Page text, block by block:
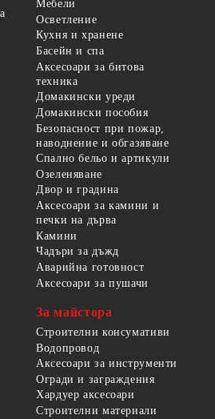
Мебели
Осветление
Кухня и хранене
Басейн и спа
Аксесоари за битова
техника
Домакински уреди
Домакински пособия
Безопасност при пожар,
наводнение и обгазяване
Спално бельо и артикули
Озеленяване
Двор и градина
Аксесоари за камини и
печки на дърва
Камини
Чадъри за дъжд
Аварийна готовност
Аксесоари за пушачи
За майстора
Строителни консумативи
Водопровод
Аксесоари за инструменти
Огради и заграждения
Хардуер аксесоари
Строителни материали